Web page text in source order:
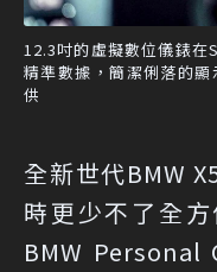
12.3吋的虛擬數位儀錶
精準數據，簡潔俐落的
供
全新世代BMW
時更少不了全
BMW